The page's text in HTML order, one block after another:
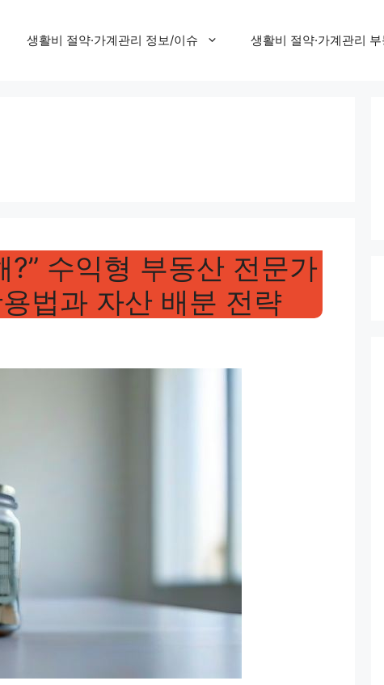
생활비 절약·가계관리 정보/이슈 생활비 절약·가계관리
수익형 부동산 전문가
법과 자산 배분 전략